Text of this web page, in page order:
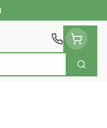
Zoek